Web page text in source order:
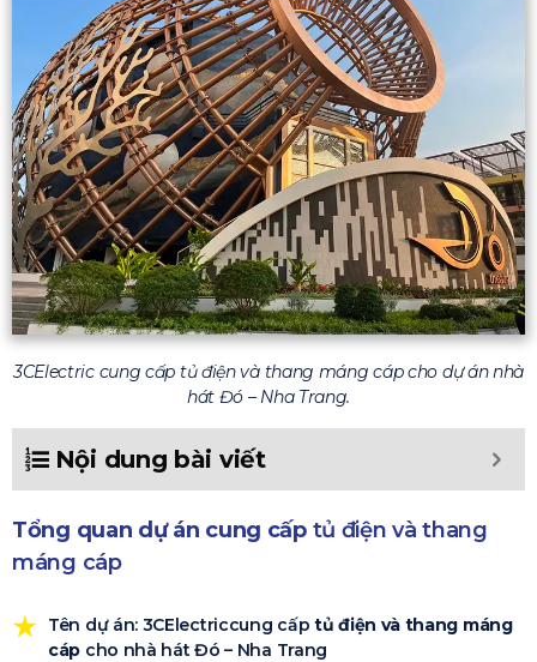
3CElectric cung cấp tủ điện và thang máng cáp cho dự án nhà
hát Đó – Nha Trang.
Nội dung bài viết
Tổng quan dự án cung cấptủ điện và thang
máng cáp
Tên dự án: 3CElectriccung cấp tủ điện và thang máng
cáp cho nhà hát Đó – Nha Trang